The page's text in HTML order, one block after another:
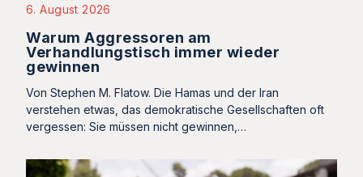
6. August 2026
Warum Aggressoren am
Verhandlungstisch immer wieder
gewinnen
Von Stephen M. Flatow. Die Hamas und der Iran
verstehen etwas, das demokratische Gesellschaften oft
vergessen: Sie müssen nicht gewinnen,…